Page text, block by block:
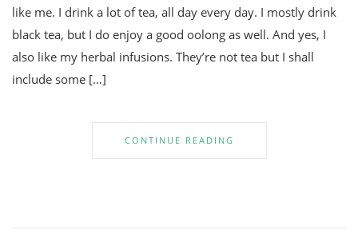
like me. I drink a lot of tea, all day every day. I mostly drink
black tea, but I do enjoy a good oolong as well. And yes, I
also like my herbal infusions. They’re not tea but I shall
include some […]
CONTINUE READING